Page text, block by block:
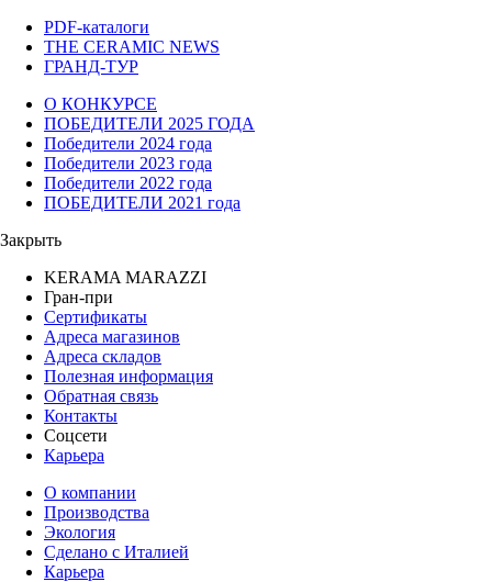
PDF-каталоги
THE CERAMIC NEWS
ГРАНД-ТУР
О КОНКУРСЕ
ПОБЕДИТЕЛИ 2025 ГОДА
Победители 2024 года
Победители 2023 года
Победители 2022 года
ПОБЕДИТЕЛИ 2021 года
Закрыть
KERAMA MARAZZI
Гран-при
Сертификаты
Адреса магазинов
Адреса складов
Полезная информация
Обратная связь
Контакты
Соцсети
Карьера
О компании
Производства
Экология
Сделано с Италией
Карьера